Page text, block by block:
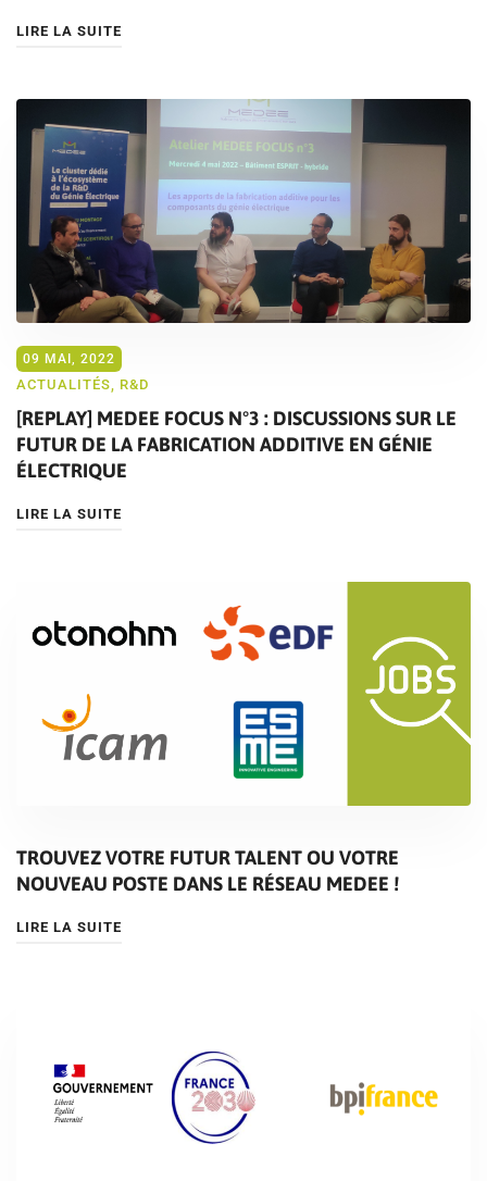
LIRE LA SUITE
09 MAI, 2022
ACTUALITÉS, R&D
[REPLAY] MEDEE FOCUS N°3 : DISCUSSIONS SUR LE
FUTUR DE LA FABRICATION ADDITIVE EN GÉNIE
ÉLECTRIQUE
LIRE LA SUITE
TROUVEZ VOTRE FUTUR TALENT OU VOTRE
NOUVEAU POSTE DANS LE RÉSEAU MEDEE !
LIRE LA SUITE